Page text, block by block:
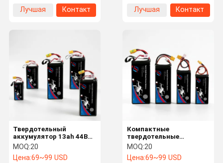
Лучшая
Контакт
Лучшая
Контакт
Твердотельный
аккумулятор 13ah 44В
10с
MOQ:20
Цена:69~99 USD
Компактные
твердотельные
батарейные модули
MOQ:20
Цена:69~99 USD